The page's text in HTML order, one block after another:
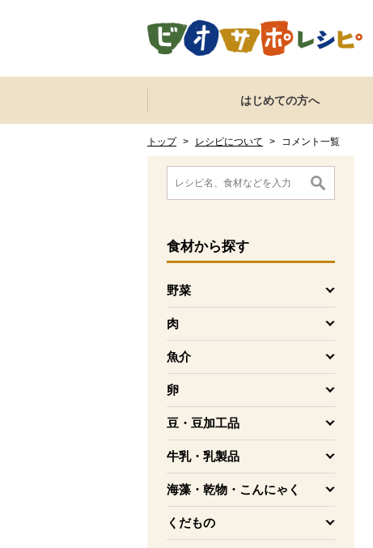
ここからサイト内共通メニューです。
サイト内共通メニューをスキップする
はじめての方へ
トップ > レシピについて > コメント一覧
ここから消費材検索メニューです。
食材から探す
野菜
を開く
肉
を開く
魚介
を開く
卵
を開く
豆・豆加工品
を開く
牛乳・乳製品
を開く
海藻・乾物・こんにゃく
を開く
くだもの
を開く
消費材検索メニューここまで。
ここから本文です。